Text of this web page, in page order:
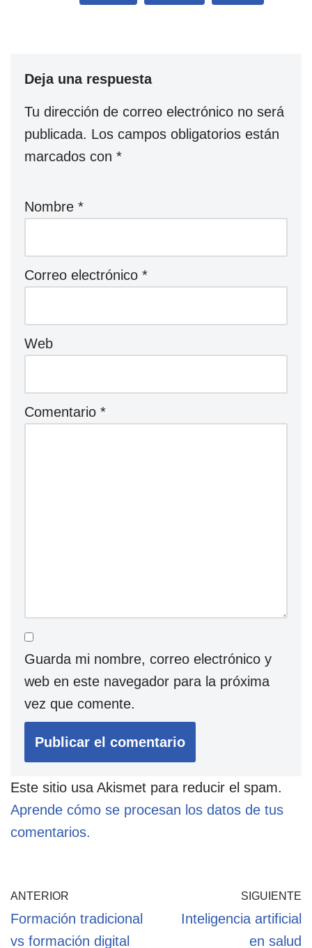
Deja una respuesta
Tu dirección de correo electrónico no será
publicada. Los campos obligatorios están
marcados con *
Nombre *
Correo electrónico *
Web
Comentario *
Guarda mi nombre, correo electrónico y
web en este navegador para la próxima
vez que comente.
Este sitio usa Akismet para reducir el spam.
Aprende cómo se procesan los datos de tus
comentarios.
ANTERIOR
Formación tradicional
vs formación digital
SIGUIENTE
Inteligencia artificial
en salud